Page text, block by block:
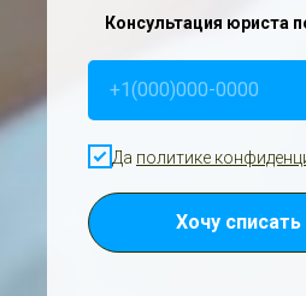
Консультация юриста
+1(000)000-0000
Да политике
Хочу